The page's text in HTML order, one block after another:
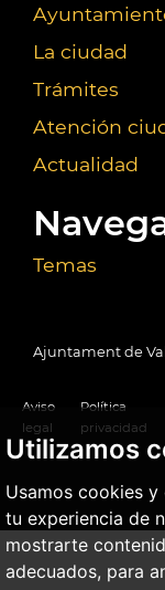
Utilizamos
Usamos cookies
tu experiencia de
mostrarte
adecuados, para
La ciudad
Trámites
Atención
Actualidad
Temas
Ajuntament de
Aviso
legal
Política
privacidad